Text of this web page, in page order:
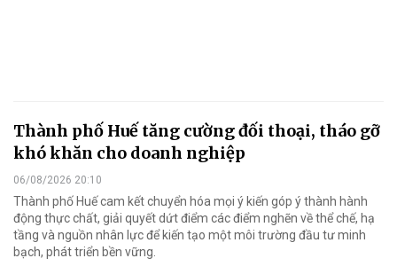
Thành phố Huế tăng cường đối thoại, tháo gỡ
khó khăn cho doanh nghiệp
06/08/2026 20:10
Thành phố Huế cam kết chuyển hóa mọi ý kiến góp ý thành hành
động thực chất, giải quyết dứt điểm các điểm nghẽn về thể chế, hạ
tầng và nguồn nhân lực để kiến tạo một môi trường đầu tư minh
bạch, phát triển bền vững.